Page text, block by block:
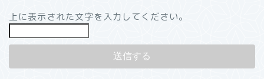
上に表示された文字を入力してください。